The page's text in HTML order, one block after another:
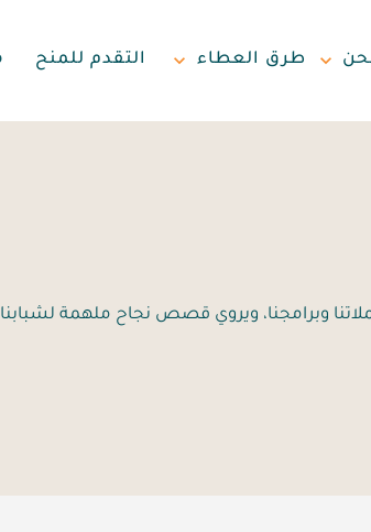
طرق العطاء التقدم للمنح
وبرامجنا، ويروي قصص نجاح ملهمة